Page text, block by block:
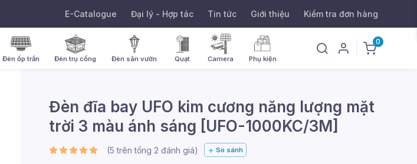
E-Catalogue Đại lý - Hợp tác Tin tức Giới thiệu Kiểm tra đơn hàng
0
Đèn ốp trần Đèn trụ cổng Đèn sân vườn Quạt Camera Phụ kiện
Đèn đĩa bay UFO kim cương năng lượng mặt
trời 3 màu ánh sáng [UFO-1000KC/3M]
(5 trên tổng 2 đánh giá) So sánh